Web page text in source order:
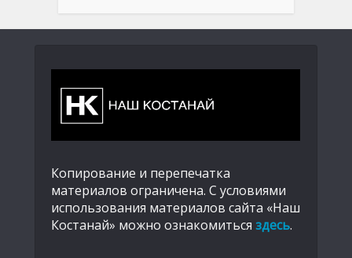
Копирование и перепечатка
материалов ограничена. С условиями
использования материалов сайта «Наш
Костанай» можно ознакомиться здесь.